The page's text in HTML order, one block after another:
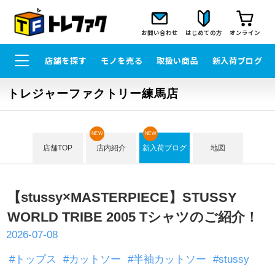
お問い合わせ はじめての方 オンライン
店舗を探す モノを売る 取扱い商品 新入荷ブログ
トレジャーファクトリー練馬店
店舗TOP 店内紹介
NEW
新入荷ブログ
NEW
地図
【stussy×MASTERPIECE】STUSSY
WORLD TRIBE 2005 Tシャツのご紹介！
2026-07-08
#トップス #カットソー #半袖カットソー #stussy